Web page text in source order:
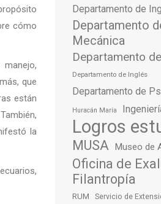
cómo
que
están
la
Departamento de
Departamento
Mecánica
Departamento
Departamento de Inglés
Departamento de
Huracán María
Logros
MUSA Museo de
Oficina de
Filantropía
RUM Servicio de